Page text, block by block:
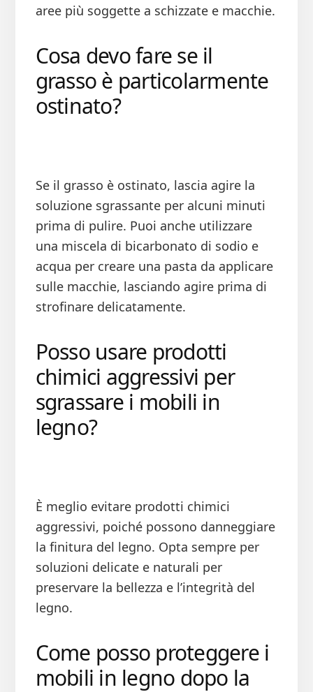
aree più soggette a schizzate e macchie.
Cosa devo fare se il
grasso è particolarmente
ostinato?
Se il grasso è ostinato, lascia agire la
soluzione sgrassante per alcuni minuti
prima di pulire. Puoi anche utilizzare
una miscela di bicarbonato di sodio e
acqua per creare una pasta da applicare
sulle macchie, lasciando agire prima di
strofinare delicatamente.
Posso usare prodotti
chimici aggressivi per
sgrassare i mobili in
legno?
È meglio evitare prodotti chimici
aggressivi, poiché possono danneggiare
la finitura del legno. Opta sempre per
soluzioni delicate e naturali per
preservare la bellezza e l’integrità del
legno.
Come posso proteggere i
mobili in legno dopo la